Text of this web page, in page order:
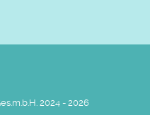
2024 - 2026